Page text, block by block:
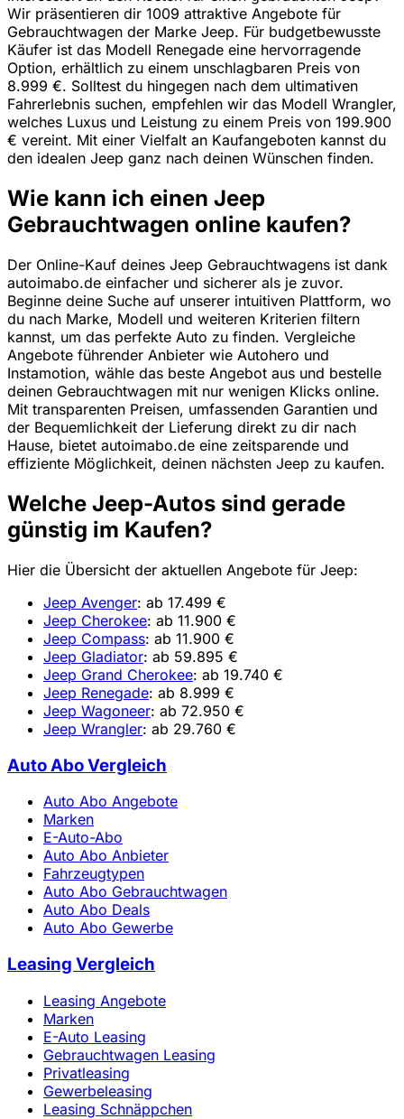
Wir präsentieren dir 1009 attraktive Angebote für
Gebrauchtwagen der Marke Jeep. Für budgetbewusste
Käufer ist das Modell Renegade eine hervorragende
Option, erhältlich zu einem unschlagbaren Preis von
8.999 €. Solltest du hingegen nach dem ultimativen
Fahrerlebnis suchen, empfehlen wir das Modell Wrangler,
welches Luxus und Leistung zu einem Preis von 199.900
€ vereint. Mit einer Vielfalt an Kaufangeboten kannst du
den idealen Jeep ganz nach deinen Wünschen finden.
Wie kann ich einen Jeep
Gebrauchtwagen online kaufen?
Der Online-Kauf deines Jeep Gebrauchtwagens ist dank
autoimabo.de einfacher und sicherer als je zuvor.
Beginne deine Suche auf unserer intuitiven Plattform, wo
du nach Marke, Modell und weiteren Kriterien filtern
kannst, um das perfekte Auto zu finden. Vergleiche
Angebote führender Anbieter wie Autohero und
Instamotion, wähle das beste Angebot aus und bestelle
deinen Gebrauchtwagen mit nur wenigen Klicks online.
Mit transparenten Preisen, umfassenden Garantien und
der Bequemlichkeit der Lieferung direkt zu dir nach
Hause, bietet autoimabo.de eine zeitsparende und
effiziente Möglichkeit, deinen nächsten Jeep zu kaufen.
Welche Jeep-Autos sind gerade
günstig im Kaufen?
Hier die Übersicht der aktuellen Angebote für Jeep:
Jeep Avenger: ab 17.499 €
Jeep Cherokee: ab 11.900 €
Jeep Compass: ab 11.900 €
Jeep Gladiator: ab 59.895 €
Jeep Grand Cherokee: ab 19.740 €
Jeep Renegade: ab 8.999 €
Jeep Wagoneer: ab 72.950 €
Jeep Wrangler: ab 29.760 €
Auto Abo Vergleich
Auto Abo Angebote
Marken
E-Auto-Abo
Auto Abo Anbieter
Fahrzeugtypen
Auto Abo Gebrauchtwagen
Auto Abo Deals
Auto Abo Gewerbe
Leasing Vergleich
Leasing Angebote
Marken
E-Auto Leasing
Gebrauchtwagen Leasing
Privatleasing
Gewerbeleasing
Leasing Schnäppchen